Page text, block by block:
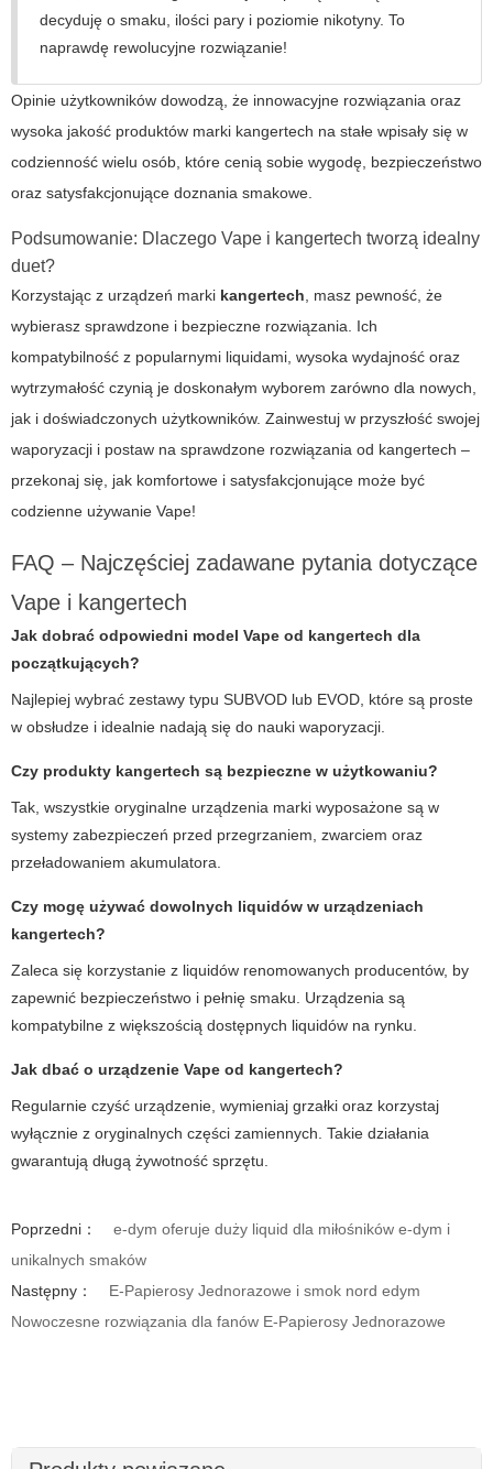
decyduję o smaku, ilości pary i poziomie nikotyny. To
naprawdę rewolucyjne rozwiązanie!
Opinie użytkowników dowodzą, że innowacyjne rozwiązania oraz
wysoka jakość produktów marki kangertech na stałe wpisały się w
codzienność wielu osób, które cenią sobie wygodę, bezpieczeństwo
oraz satysfakcjonujące doznania smakowe.
Podsumowanie: Dlaczego Vape i kangertech tworzą idealny
duet?
Korzystając z urządzeń marki kangertech , masz pewność, że
wybierasz sprawdzone i bezpieczne rozwiązania. Ich
kompatybilność z popularnymi liquidami, wysoka wydajność oraz
wytrzymałość czynią je doskonałym wyborem zarówno dla nowych,
jak i doświadczonych użytkowników. Zainwestuj w przyszłość swojej
waporyzacji i postaw na sprawdzone rozwiązania od kangertech –
przekonaj się, jak komfortowe i satysfakcjonujące może być
codzienne używanie Vape!
FAQ – Najczęściej zadawane pytania dotyczące
Vape i kangertech
Jak dobrać odpowiedni model Vape od kangertech dla
początkujących?
Najlepiej wybrać zestawy typu SUBVOD lub EVOD, które są proste
w obsłudze i idealnie nadają się do nauki waporyzacji.
Czy produkty kangertech są bezpieczne w użytkowaniu?
Tak, wszystkie oryginalne urządzenia marki wyposażone są w
systemy zabezpieczeń przed przegrzaniem, zwarciem oraz
przeładowaniem akumulatora.
Czy mogę używać dowolnych liquidów w urządzeniach
kangertech?
Zaleca się korzystanie z liquidów renomowanych producentów, by
zapewnić bezpieczeństwo i pełnię smaku. Urządzenia są
kompatybilne z większością dostępnych liquidów na rynku.
Jak dbać o urządzenie Vape od kangertech?
Regularnie czyść urządzenie, wymieniaj grzałki oraz korzystaj
wyłącznie z oryginalnych części zamiennych. Takie działania
gwarantują długą żywotność sprzętu.
Poprzedni：
e-dym oferuje duży liquid dla miłośników e-dym i
unikalnych smaków
Następny：
E-Papierosy Jednorazowe i smok nord edym
Nowoczesne rozwiązania dla fanów E-Papierosy Jednorazowe